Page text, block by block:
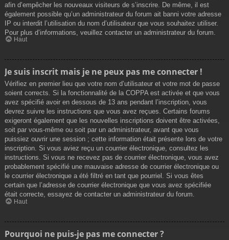
afin d’empêcher les nouveaux visiteurs de s’inscrire. De même, il est
également possible qu’un administrateur du forum ait banni votre adresse
IP ou interdit l’utilisation du nom d’utilisateur que vous souhaitez utiliser.
Pour plus d’informations, veuillez contacter un administrateur du forum.
Haut
Je suis inscrit mais je ne peux pas me connecter !
Vérifiez en premier lieu que votre nom d’utilisateur et votre mot de passe
soient corrects. Si la fonctionnalité de la COPPA est activée et que vous
avez spécifié avoir en dessous de 13 ans pendant l’inscription, vous
devrez suivre les instructions que vous avez reçues. Certains forums
exigeront également que les nouvelles inscriptions doivent être activées,
soit par vous-même ou soit par un administrateur, avant que vous
puissiez ouvrir une session ; cette information était présente lors de votre
inscription. Si vous aviez reçu un courrier électronique, consultez les
instructions. Si vous ne recevez pas de courrier électronique, vous avez
probablement spécifié une mauvaise adresse de courrier électronique ou
le courrier électronique a été filtré en tant que pourriel. Si vous êtes
certain que l’adresse de courrier électronique que vous avez spécifiée
était correcte, essayez de contacter un administrateur du forum.
Haut
Pourquoi ne puis-je pas me connecter ?